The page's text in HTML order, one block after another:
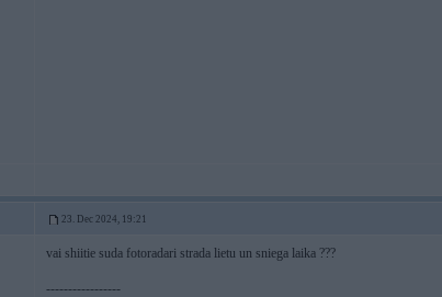
23. Dec 2024, 19:21
vai shiitie suda fotoradari strada lietu un sniega laika ???
-----------------